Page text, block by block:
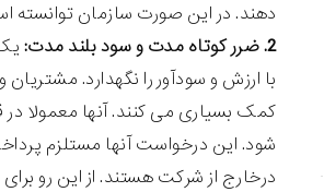
دهند. در این صورت سازمان توانسته
2. ضرر کوتاه مدت و سود بلند مدت:
با ارزش و سودآور را نگهدارد.
کمک بسیاری می کنند. آنها معمولا در
شود. این درخواست آنها مستلزم
درخارج از شرکت هستند. از این رو